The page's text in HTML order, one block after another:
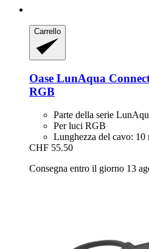
Carrello
Oase LunAqua
RGB
Parte della serie
Per luci RGB
Lunghezza del cavo: 10
CHF 55.50
Consegna entro il giorno 13